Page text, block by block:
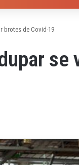
brotes de Covid-19